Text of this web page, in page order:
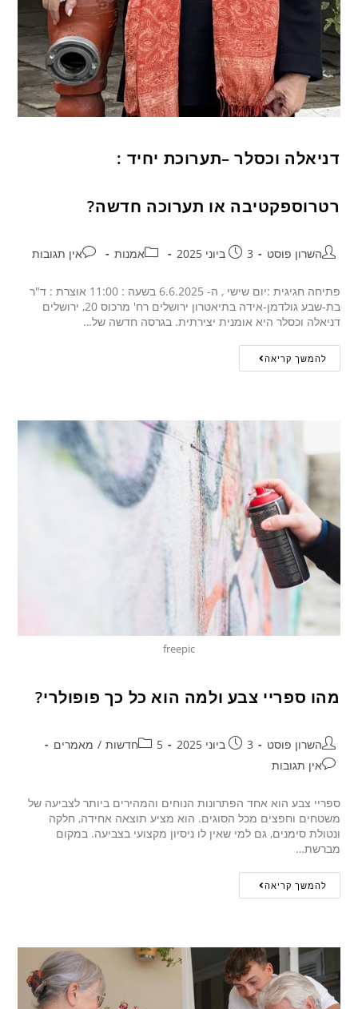
דניאלה וכסלר –תערוכת יחיד :
רטרוספקטיבה או תערוכה חדשה?
השרון פוסט 3 ביוני 2025 אמנות אין תגובות
פתיחה חגיגית :יום שישי , ה- 6.6.2025 בשעה : 11:00 אוצרת : ד"ר
בת-שבע גולדמן-אידה בתיאטרון ירושלים רח' מרכוס 20, ירושלים
דניאלה וכסלר היא אומנית יצירתית. בגרסה חדשה של…
להמשך קריאה
freepic
מהו ספריי צבע ולמה הוא כל כך פופולרי?
השרון פוסט 3 ביוני 2025 5חדשות / מאמרים
אין תגובות
ספריי צבע הוא אחד הפתרונות הנוחים והמהירים ביותר לצביעה של
משטחים וחפצים מכל הסוגים. הוא מציע תוצאה אחידה, חלקה
ונטולת סימנים, גם למי שאין לו ניסיון מקצועי בצביעה. במקום
מברשת…
להמשך קריאה